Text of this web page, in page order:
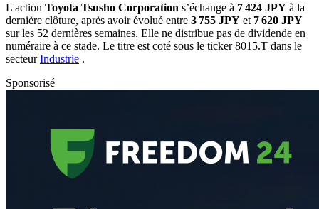
L'action Toyota Tsusho Corporation s’échange à 7 424 JPY à la
dernière clôture, après avoir évolué entre 3 755 JPY et 7 620 JPY
sur les 52 dernières semaines. Elle ne distribue pas de dividende en
numéraire à ce stade. Le titre est coté sous le ticker8015.T dans le
secteurIndustrie .
Sponsorisé